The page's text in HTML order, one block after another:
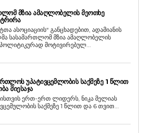
ᲛᲖᲘᲐ ᲐᲛᲐᲦᲚᲝᲑᲔᲚᲘᲡ ᲛᲔᲝᲗᲮᲔ
ასოციაციის“ განცხადებით, ადამიანის
სასამართლომ მზია ამაღლობელის
მოტივირებულ...
ᲣᲞᲐᲢᲘᲕᲪᲔᲛᲚᲝᲑᲘᲡ ᲡᲐᲥᲛᲔᲖᲔ 1 ᲬᲚᲘᲗ
ᲛᲘᲔᲡᲐᲯᲐ
ერთ-ერთ ლიდერს, ნიკა მელიას
საქმეზე 1 წლით და 6 თვით...